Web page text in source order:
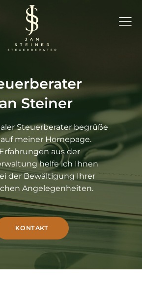
Steiner
Steuerberater begrüße
meiner Homepage.
aus der
helfe ich Ihnen
der Bewältigung Ihrer
Angelegenheiten.
KONTAKT